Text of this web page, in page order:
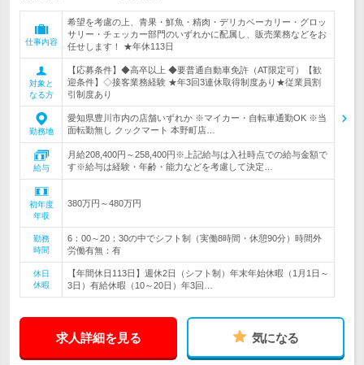
仕事内容
希望を考慮の上、青果・鮮魚・精肉・デリカベーカリー・グロッ
サリー・チェッカー部門のいずれかに配属し、販売業務などをお
任せします！ ★年休113日
対象と
なる方
【応募条件】◆高卒以上 ◆要普通自動車免許（AT限定可）【歓
迎条件】◇接客業務経験 ★年3回3連休取得制度あり★従業員割
引制度あり
勤務地
愛知県豊川市内の店舗いずれか ※マイカー・自転車通勤OK ※当
面転勤無し クックマート 本野町店…
給与
月給208,400円～258,400円※上記給与は入社時点での給与金額で
す※給与は経験・年齢・能力などを考慮して決定…
初年度
年収
380万円～480万円
勤務
時間
6：00～20：30の中でシフト制（実働8時間・休憩90分）時間外
労働有無：有
休日
休暇
【年間休日113日】週休2日（シフト制）年末年始休暇（1月1日～
3日）有給休暇（10～20日）年3回…
求人詳細を見る 気になる